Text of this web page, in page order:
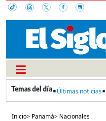
Últimas noticias
Inicio> Panamá> Nacionales